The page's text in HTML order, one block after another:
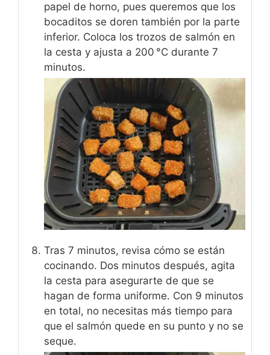
papel de horno, pues queremos que los
bocaditos se doren también por la parte
inferior. Coloca los trozos de salmón en
la cesta y ajusta a 200 °C durante 7
minutos.
Tras 7 minutos, revisa cómo se están
cocinando. Dos minutos después, agita
la cesta para asegurarte de que se
hagan de forma uniforme. Con 9 minutos
en total, no necesitas más tiempo para
que el salmón quede en su punto y no se
seque.